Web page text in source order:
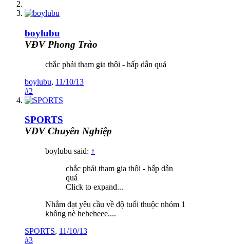
boylubu
VĐV Phong Trào
chắc phải tham gia thôi - hấp dẫn quá
boylubu, 11/10/13
#2
SPORTS
VĐV Chuyên Nghiệp
boylubu said: ↑
chắc phải tham gia thôi - hấp dẫn
quá
Click to expand...
Nhắm đạt yêu cầu về độ tuổi thuộc nhóm 1
không nè heheheee....
SPORTS, 11/10/13
#3